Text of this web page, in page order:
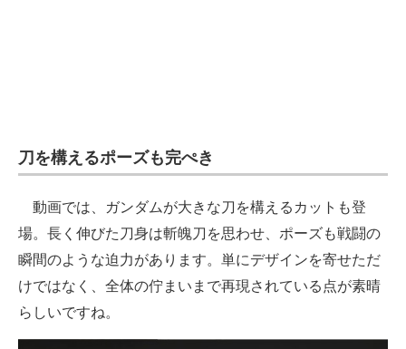
刀を構えるポーズも完ぺき
動画では、ガンダムが大きな刀を構えるカットも登
場。長く伸びた刀身は斬魄刀を思わせ、ポーズも戦闘の
瞬間のような迫力があります。単にデザインを寄せただ
けではなく、全体の佇まいまで再現されている点が素晴
らしいですね。